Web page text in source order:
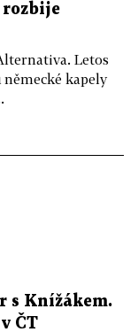
rozbije
Letos
kapely
s Knížákem.
ČT